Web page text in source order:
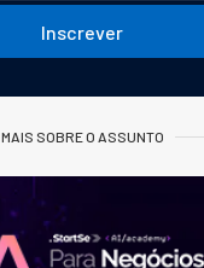
Inscrever
MAIS SOBRE O ASSUNTO